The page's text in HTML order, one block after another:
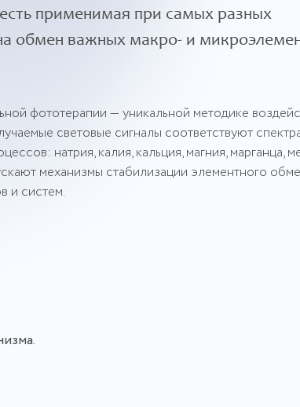
применимая при самых разных
обмен важных макро- и
фототерапии — уникальной методике
световые сигналы соответствуют
натрия, калия, кальция, магния, марганца,
механизмы стабилизации элементного
и систем.